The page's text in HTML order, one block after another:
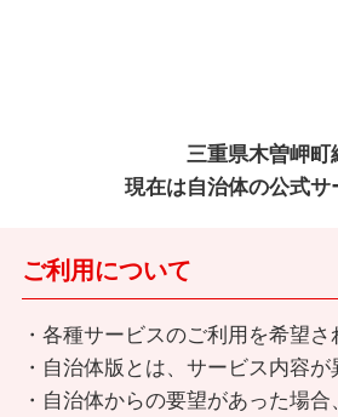
三重県木曽岬町
現在は自治体の公式サ
ご利用について
各種サービスのご利用を希望さ
自治体版とは、サービス内容が
自治体からの要望があった場